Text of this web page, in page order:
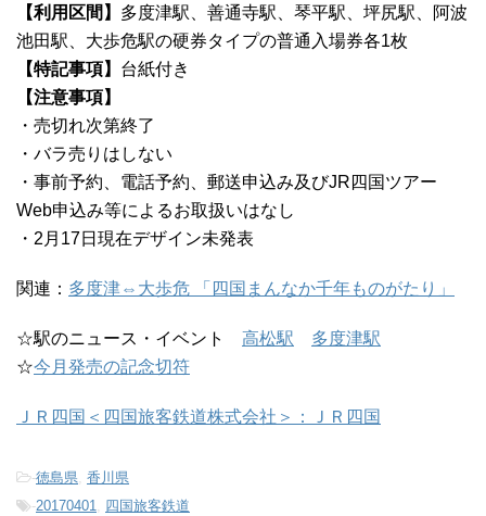
【利用区間】 多度津駅、善通寺駅、琴平駅、坪尻駅、阿波
池田駅、大歩危駅の硬券タイプの普通入場券各1枚
【特記事項】 台紙付き
【注意事項】
・売切れ次第終了
・バラ売りはしない
・事前予約、電話予約、郵送申込み及びJR四国ツアー
Web申込み等によるお取扱いはなし
・2月17日現在デザイン未発表
関連： 多度津⇔大歩危 「四国まんなか千年ものがたり」
☆駅のニュース・イベント 高松駅
多度津駅
☆今月発売の記念切符
ＪＲ四国＜四国旅客鉄道株式会社＞：ＪＲ四国
-徳島県, 香川県
-20170401, 四国旅客鉄道